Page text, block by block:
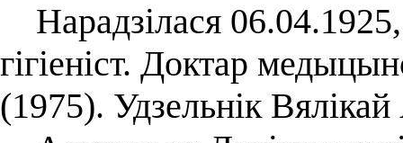
Нарадзілася
гігіеніст. Доктар
(1975). Удзельнік